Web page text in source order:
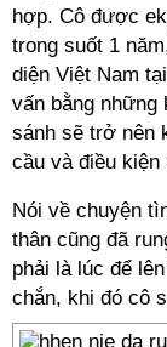
hợp. Cô được
trong suốt 1
diện Việt Nam
vấn bằng
sánh sẽ trở nên
cầu và điều kiện
Nói về chuyện
thân cũng đã
phải là lúc để
chắn, khi đó cô